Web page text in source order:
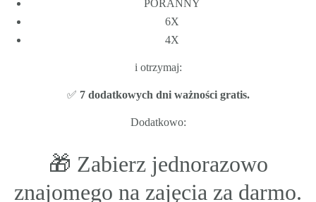
PORANNY
6X
4X
i otrzymaj:
✅ 7 dodatkowych dni ważności gratis.
Dodatkowo:
🎁 Zabierz jednorazowo
znajomego na zajęcia za darmo.